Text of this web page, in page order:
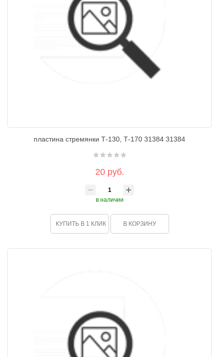
пластина стремянки Т-130, Т-170 31384 31384
20 руб.
в наличии
КУПИТЬ В 1 КЛИК В КОРЗИНУ